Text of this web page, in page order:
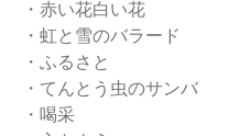
・赤い花白い花
・虹と雪のバラード
・ふるさと
・てんとう虫のサンバ
・喝采